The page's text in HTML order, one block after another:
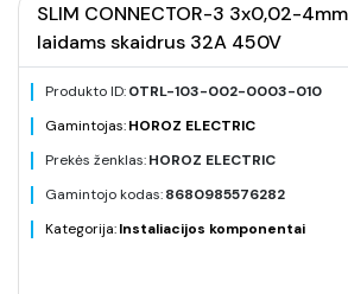
SLIM CONNECTOR-3 3x0,02-
laidams skaidrus 32A 450V
Produkto ID:0TRL-103-002-0003-010
Gamintojas:HOROZ ELECTRIC
Prekės ženklas:HOROZ ELECTRIC
Gamintojo kodas:8680985576282
Kategorija:Instaliacijos komponentai